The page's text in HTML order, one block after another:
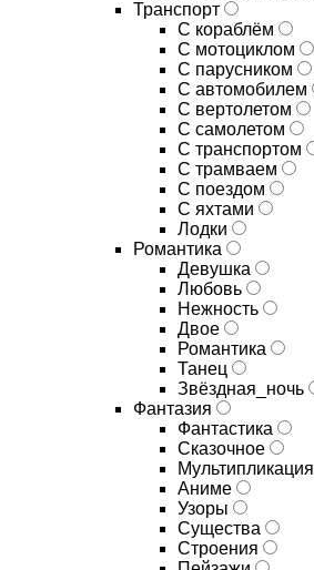
Транспорт
С кораблём
С мотоциклом
С парусником
С автомобилем
С вертолетом
С самолетом
С транспортом
С трамваем
С поездом
С яхтами
Лодки
Романтика
Девушка
Любовь
Нежность
Двое
Романтика
Танец
Звёздная_ночь
Фантазия
Фантастика
Сказочное
Мультипликация
Аниме
Узоры
Существа
Строения